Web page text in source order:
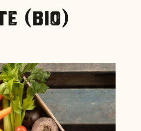
(BIO)